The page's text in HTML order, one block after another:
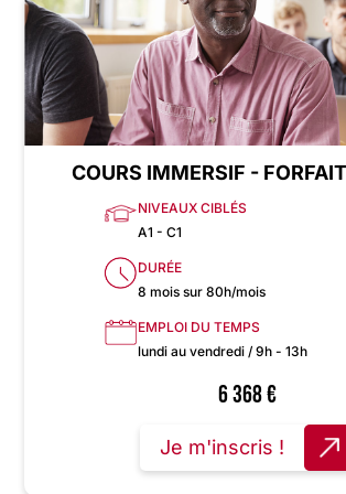
COURS IMMERSIF -
NIVEAUX CIBLÉS
A1 - C1
DURÉE
8 mois sur 80h/mois
EMPLOI DU TEMPS
lundi au vendredi / 9h - 13h
6 368€
Je m'inscris !